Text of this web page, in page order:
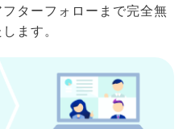
ターフォローまで完全無
ます。